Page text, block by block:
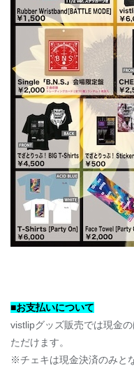
■お支払いについて
vistlipグッズ販売では現金
ただけます。
※チェキは現金決済のみと